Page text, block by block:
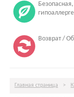
Возврат /
Главная страница >